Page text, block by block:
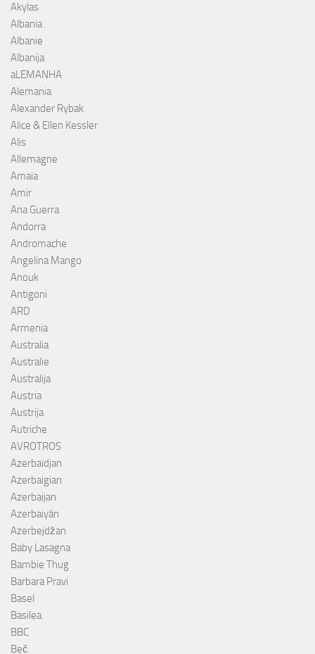
Akylas
Albania
Albanie
Albanija
aLEMANHA
Alemania
Alexander Rybak
Alice & Ellen Kessler
Alis
Allemagne
Amaia
Amir
Ana Guerra
Andorra
Andromache
Angelina Mango
Anouk
Antigoni
ARD
Armenia
Australia
Australie
Australija
Austria
Austrija
Autriche
AVROTROS
Azerbaïdjan
Azerbaigian
Azerbaijan
Azerbaiyán
Azerbejdžan
Baby Lasagna
Bambie Thug
Barbara Pravi
Basel
Basilea
BBC
Beč